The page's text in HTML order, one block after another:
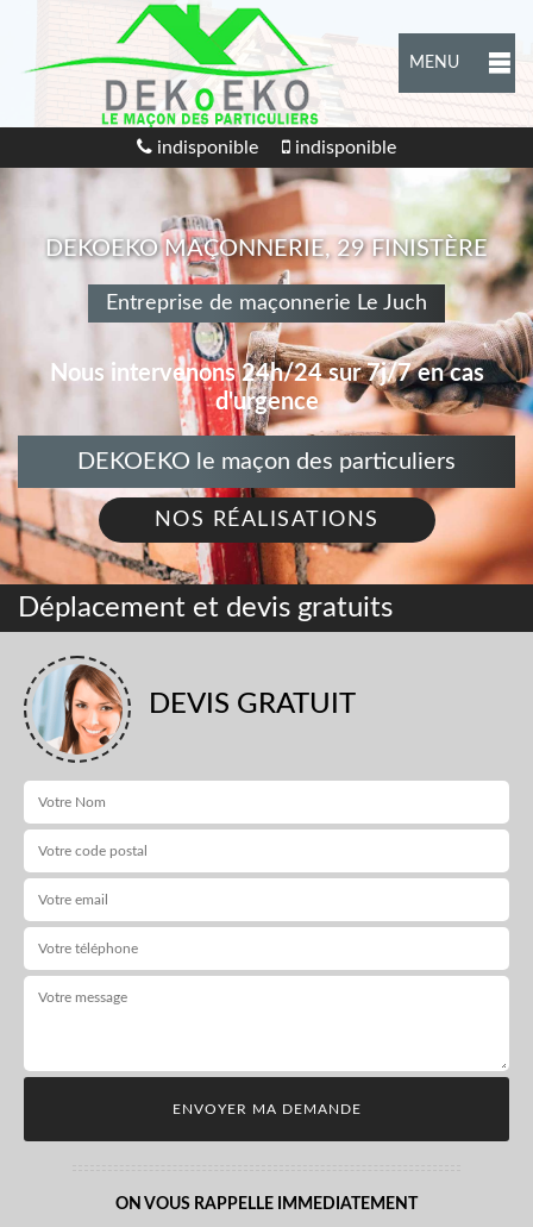
MENU
indisponible indisponible
DEKOEKO MAÇONNERIE, 29 FINISTÈRE
Entreprise de maçonnerie Le Juch
Nous intervenons 24h/24 sur 7j/7 en cas
d'urgence
DEKOEKO le maçon des particuliers
NOS RÉALISATIONS
Déplacement et devis gratuits
DEVIS GRATUIT
ON VOUS RAPPELLE IMMEDIATEMENT